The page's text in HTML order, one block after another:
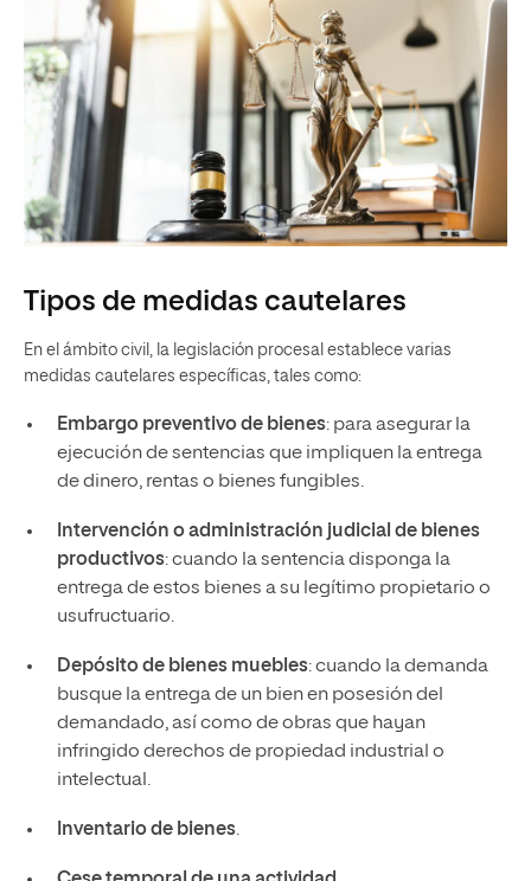
Tipos de medidas cautelares
En el ámbito civil, la legislación procesal establece varias
medidas cautelares específicas, tales como:
Embargo preventivo de bienes: para asegurar la
ejecución de sentencias que impliquen la entrega
de dinero, rentas o bienes fungibles.
Intervención o administración judicial de bienes
productivos: cuando la sentencia disponga la
entrega de estos bienes a su legítimo propietario o
usufructuario.
Depósito de bienes muebles: cuando la demanda
busque la entrega de un bien en posesión del
demandado, así como de obras que hayan
infringido derechos de propiedad industrial o
intelectual.
Inventario de bienes.